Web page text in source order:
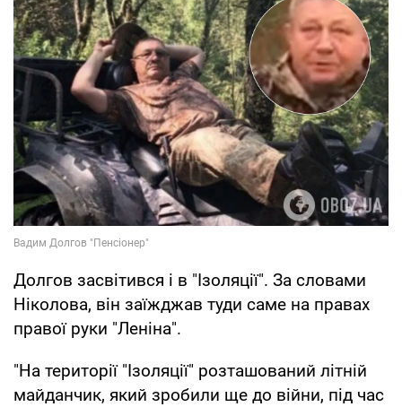
Долгов засвітився і в "Ізоляції". За словами
Ніколова, він заїжджав туди саме на правах
правої руки "Леніна".
"На території "Ізоляції" розташований літній
майданчик, який зробили ще до війни, під час